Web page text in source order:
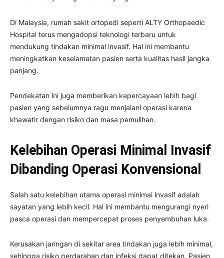
Di Malaysia, rumah sakit ortopedi seperti ALTY Orthopaedic
Hospital terus mengadopsi teknologi terbaru untuk
mendukung tindakan minimal invasif. Hal ini membantu
meningkatkan keselamatan pasien serta kualitas hasil jangka
panjang.
Pendekatan ini juga memberikan kepercayaan lebih bagi
pasien yang sebelumnya ragu menjalani operasi karena
khawatir dengan risiko dan masa pemulihan.
Kelebihan Operasi Minimal Invasif
Dibanding Operasi Konvensional
Salah satu kelebihan utama operasi minimal invasif adalah
sayatan yang lebih kecil. Hal ini membantu mengurangi nyeri
pasca operasi dan mempercepat proses penyembuhan luka.
Kerusakan jaringan di sekitar area tindakan juga lebih minimal,
sehingga risiko perdarahan dan infeksi dapat ditekan. Pasien